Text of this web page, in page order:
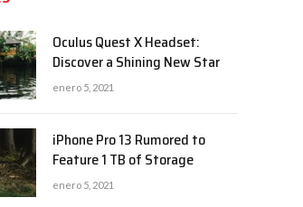
Oculus Quest X Headset:
Discover a Shining New Star
enero 5, 2021
iPhone Pro 13 Rumored to
Feature 1 TB of Storage
enero 5, 2021